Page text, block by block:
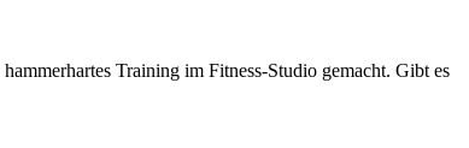
Training im Fitness-Studio gemacht. Gibt es